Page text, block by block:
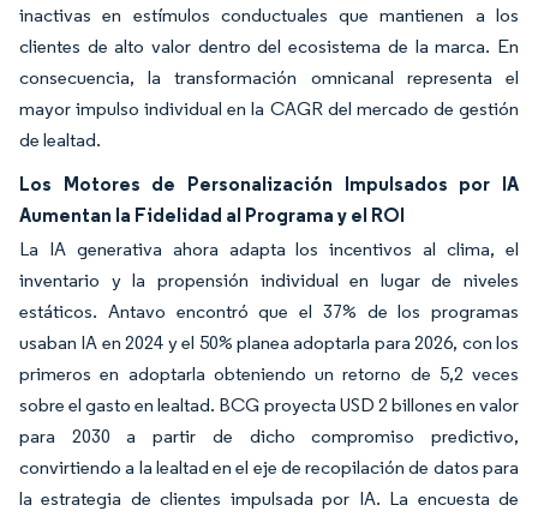
inactivas en estímulos conductuales que mantienen a los
clientes de alto valor dentro del ecosistema de la marca. En
consecuencia, la transformación omnicanal representa el
mayor impulso individual en la CAGR del mercado de gestión
de lealtad.
Los Motores de Personalización Impulsados por IA
Aumentan la Fidelidad al Programa y el ROI
La IA generativa ahora adapta los incentivos al clima, el
inventario y la propensión individual en lugar de niveles
estáticos. Antavo encontró que el 37% de los programas
usaban IA en 2024 y el 50% planea adoptarla para 2026, con los
primeros en adoptarla obteniendo un retorno de 5,2 veces
sobre el gasto en lealtad. BCG proyecta USD 2 billones en valor
para 2030 a partir de dicho compromiso predictivo,
convirtiendo a la lealtad en el eje de recopilación de datos para
la estrategia de clientes impulsada por IA. La encuesta de